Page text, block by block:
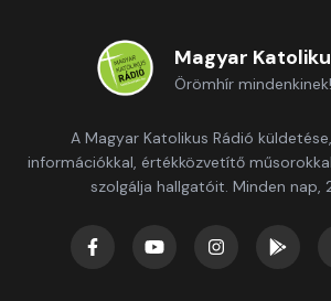
Magyar
Örömhír mindenkinek!
A Magyar Katolikus Rádió
információkkal, értékközvetítő
szolgálja hallgatóit. Minden nap,